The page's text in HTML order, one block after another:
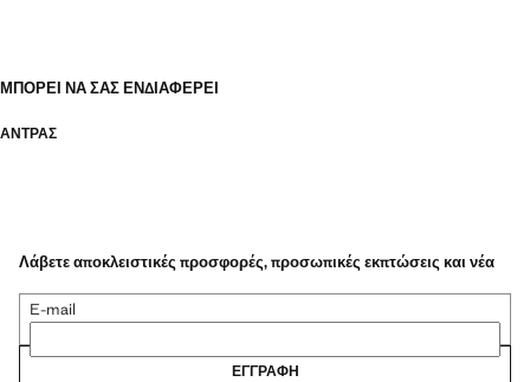
ΜΠΟΡΕΊ ΝΑ ΣΑΣ ΕΝΔΙΑΦΈΡΕΙ
ΑΝΤΡΑΣ
Λάβετε αποκλειστικές προσφορές, προσωπικές εκπτώσεις και νέα
E-mail
ΕΓΓΡΑΦΉ